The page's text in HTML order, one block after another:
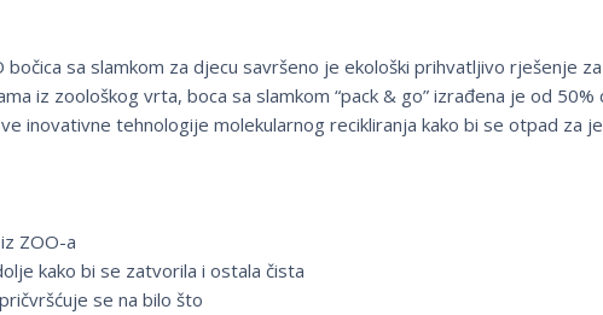
bočica sa slamkom za djecu savršeno je ekološki prihvatljivo rješenje
iz zoološkog vrta, boca sa slamkom “pack & go” izrađena je od
inovativne tehnologije molekularnog recikliranja kako bi se otpad za
ZOO-a
kako bi se zatvorila i ostala čista
se na bilo što